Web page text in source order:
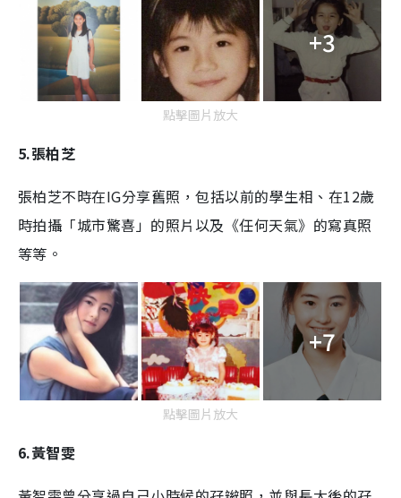
+3
點擊圖片放大
5.張柏芝
張柏芝不時在IG分享舊照，包括以前的學生相、在12歲
時拍攝「城市驚喜」的照片以及《任何天氣》的寫真照
等等。
+7
點擊圖片放大
6.黃智雯